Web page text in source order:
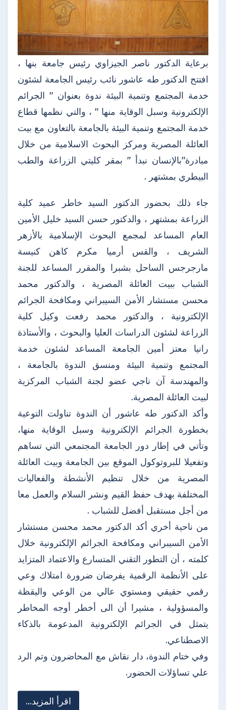
برعاية الدكتور ناصر الجيزاوي رئيس جامعة بنها ،
افتتح الدكتور طه عاشور نائب رئيس الجامعة لشئون
خدمة المجتمع وتنمية البيئة ندوة بعنوان " الجرائم
الإلكترونية وسبل الوقاية منها " ، والتي نظمها قطاع
خدمة المجتمع وتنمية البيئة بالجامعة بالتعاون مع بيت
العائلة المصرية ومركز البحوث الاسلامية من خلال
مبادرة"بالإنسان نبدأ " بمقر كليتي الزراعة والطب
البيطري بمشتهر .
جاء ذلك بحضور الدكتور السيد خاطر عميد كلية
الزراعة بمشتهر ، والدكتور حسن السيد خليل الأمين
العام المساعد لمجمع البحوث الإسلامية بالأزهر
الشريف ، والقس أرميا مكرم كاهن كنيسة
مارجرجس الساحل بشبرا والمقرر المساعد للجنة
الشباب ببيت العائلة المصرية ، والدكتور محمد
محسن مستشار الأمن السيبراني ومكافحة الجرائم
الإلكترونية ، والدكتور محمد رفعت وكيل كلية
الزراعة لشئون الدراسات العليا والبحوث ، والأستاذة
رانيا معتز أمين الجامعة المساعد لشئون خدمة
المجتمع وتنمية البيئة ومنسق الندوة بالجامعة ،
والمهندسة آن ناجي عضو لجنة الشباب المركزية
لبيت العائلة المصرية.
وأكد الدكتور طه عاشور أن الندوة تناولت التوعية
بخطورة الجرائم الإلكترونية وسبل الوقاية منها،
وتأتي في إطار دور الجامعة المجتمعي التي تساهم
وتفعيلا للبروتوكول الموقع بين الجامعة وبيت العائلة
المصرية من خلال تنظيم الأنشطة والفعاليات
المختلفة بهدف حفظ القيم ونشر السلام والعمل معا
من أجل مستقبل أفضل للشباب .
من ناحية أخري أكد الدكتور محمد محسن مستشار
الأمن السيبراني ومكافحة الجرائم الإلكترونية خلال
كلمته ، أن التطور التقني المتسارع والاعتماد المتزايد
على الأنظمة الرقمية يفرضان ضرورة امتلاك وعي
رقمي حقيقي ومستوي عالي من الوعي واليقظة
والمسؤولية ، مشيرا أن الى أخطر أوجه المخاطر
يتمثل في الجرائم الإلكترونية المدعومة بالذكاء
الاصطناعي.
وفي ختام الندوة، دار نقاش مع المحاضرون وتم الرد
علي تساؤلات الحضور.
اقرأ المزيد...